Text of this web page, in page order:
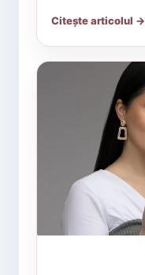
Citește articolul →